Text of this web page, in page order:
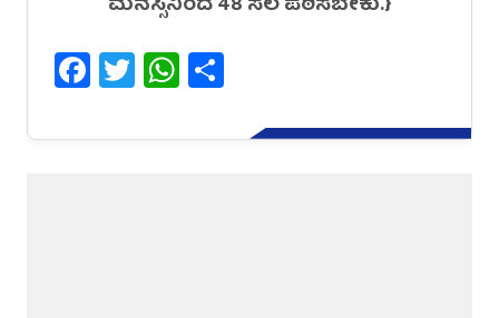
Facebook
TwitterWhatsApp